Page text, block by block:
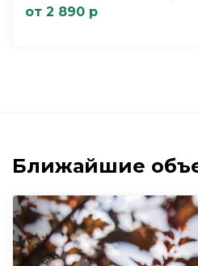
от 2 890 р
Ближайшие